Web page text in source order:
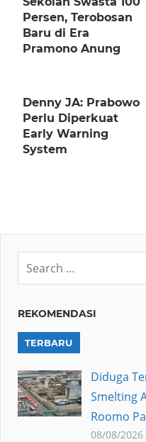
Persen, Terobosan
Baru di Era
Pramono Anung
Denny JA: Prabowo
Perlu Diperkuat
Early Warning
System
REKOMENDASI
TERBARU
Diduga
Smelting
Roomo
08/08/2026